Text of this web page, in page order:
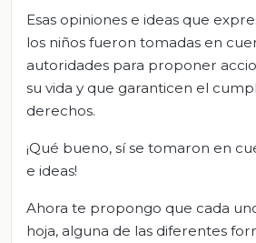
Esas opiniones e ideas que
los niños fueron tomadas en
autoridades para proponer
su vida y que garanticen el
derechos.
¡Qué bueno, sí se tomaron en
e ideas!
Ahora te propongo que cada
hoja, alguna de las diferentes